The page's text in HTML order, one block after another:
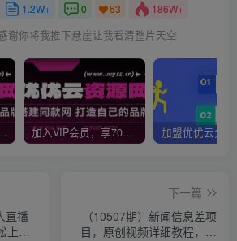
1.2W+ 0 63 186W+
谢你将我推下悬崖让我看清整片天空
个月收入5万+，曾经我也是个失败者。 加入VIP会员，享70%的推广提成，免费学习多种网上创业课程，菜鸟秒变大神！
直播
上
下一篇
（10507期）新闻信息差项
目，原创视频详细教程，新